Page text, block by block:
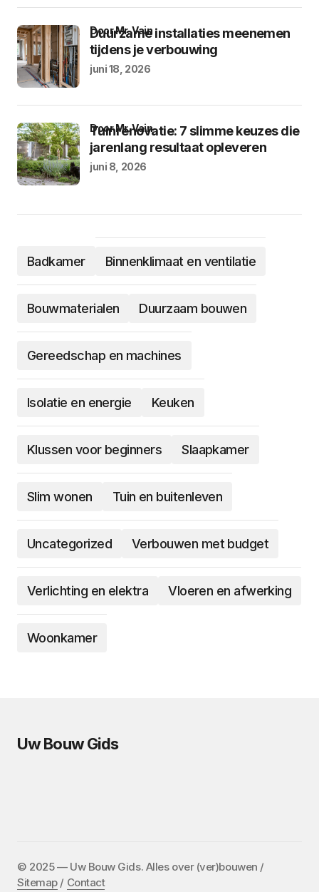
Duurzame installaties meenemen
tijdens je verbouwing
door Mr. Vain
juni 18, 2026
Tuinrenovatie: 7 slimme keuzes die
jarenlang resultaat opleveren
door Mr. Vain
juni 8, 2026
Badkamer Binnenklimaat en ventilatie
Bouwmaterialen Duurzaam bouwen
Gereedschap en machines
Isolatie en energie Keuken
Klussen voor beginners Slaapkamer
Slim wonen Tuin en buitenleven
Uncategorized Verbouwen met budget
Verlichting en elektra Vloeren en afwerking
Woonkamer
Uw Bouw Gids
©️ 2025 — Uw Bouw Gids. Alles over (ver)bouwen /
Sitemap/ Contact